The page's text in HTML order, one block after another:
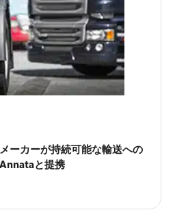
ーカーが持続可能な輸送への
と提携